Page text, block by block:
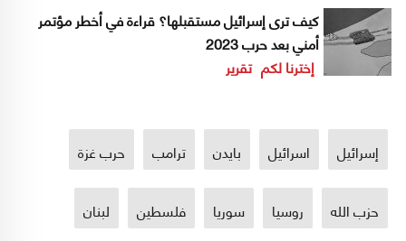
كيف ترى إسرائيل مستقبلها؟ قراءة في أخطر مؤتمر
أمني بعد حرب 2023
إخترنا لكم تقرير
إسرائيل اسرائيل بايدن ترامب حرب غزة
حزب الله روسيا سوريا فلسطين لبنان